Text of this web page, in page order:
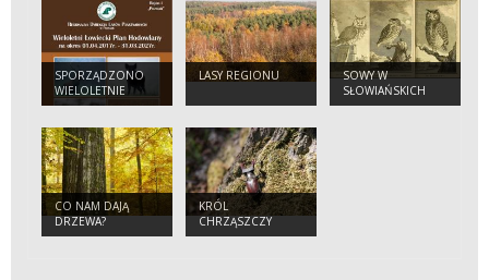
SPORZĄDZONO
WIELOLETNIE
ŁOWIECKIE PLANY
LASY REGIONU
SOWY W
SŁOWIAŃSKICH
WIERZENIACH
CO NAM DAJĄ
DRZEWA?
KRÓL
CHRZĄSZCZY